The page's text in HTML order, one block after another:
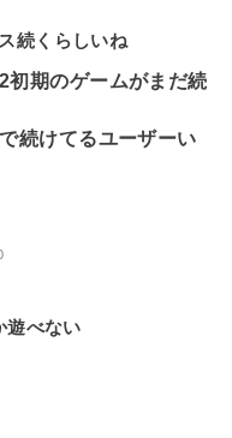
続くらしいね
初期のゲームがまだ続
続けてるユーザーい
遊べない